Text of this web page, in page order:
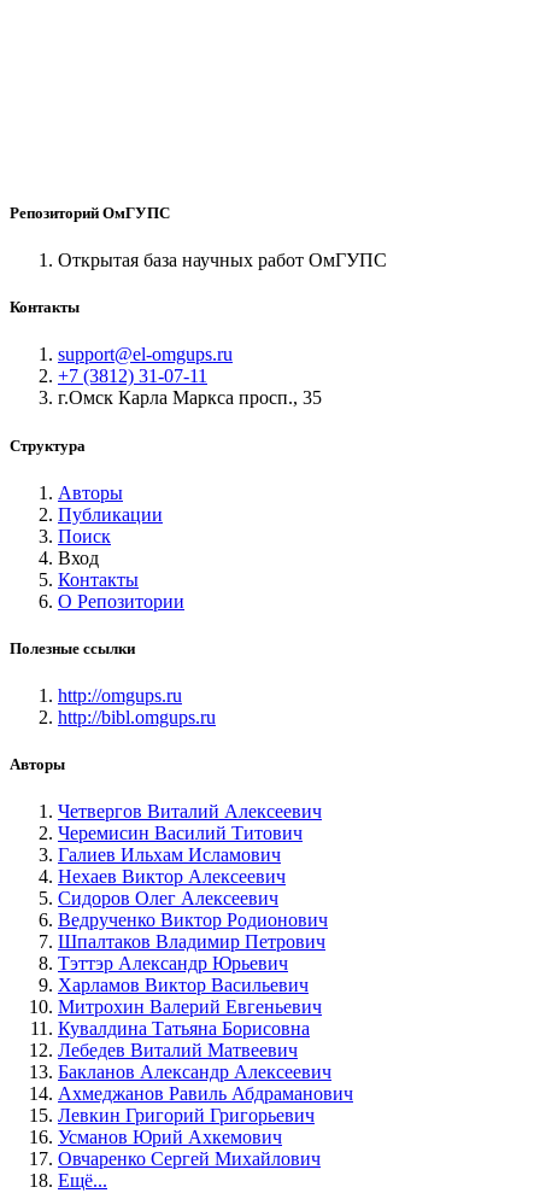
Репозиторий ОмГУПС
Открытая база научных работ ОмГУПС
Контакты
support@el-omgups.ru
+7 (3812) 31-07-11
г.Омск Карла Маркса просп., 35
Структура
Авторы
Публикации
Поиск
Вход
Контакты
О Репозитории
Полезные ссылки
http://omgups.ru
http://bibl.omgups.ru
Авторы
Четвергов Виталий Алексеевич
Черемисин Василий Титович
Галиев Ильхам Исламович
Нехаев Виктор Алексеевич
Сидоров Олег Алексеевич
Ведрученко Виктор Родионович
Шпалтаков Владимир Петрович
Тэттэр Александр Юрьевич
Харламов Виктор Васильевич
Митрохин Валерий Евгеньевич
Кувалдина Татьяна Борисовна
Лебедев Виталий Матвеевич
Бакланов Александр Алексеевич
Ахмеджанов Равиль Абдраманович
Левкин Григорий Григорьевич
Усманов Юрий Ахкемович
Овчаренко Сергей Михайлович
Ещё...